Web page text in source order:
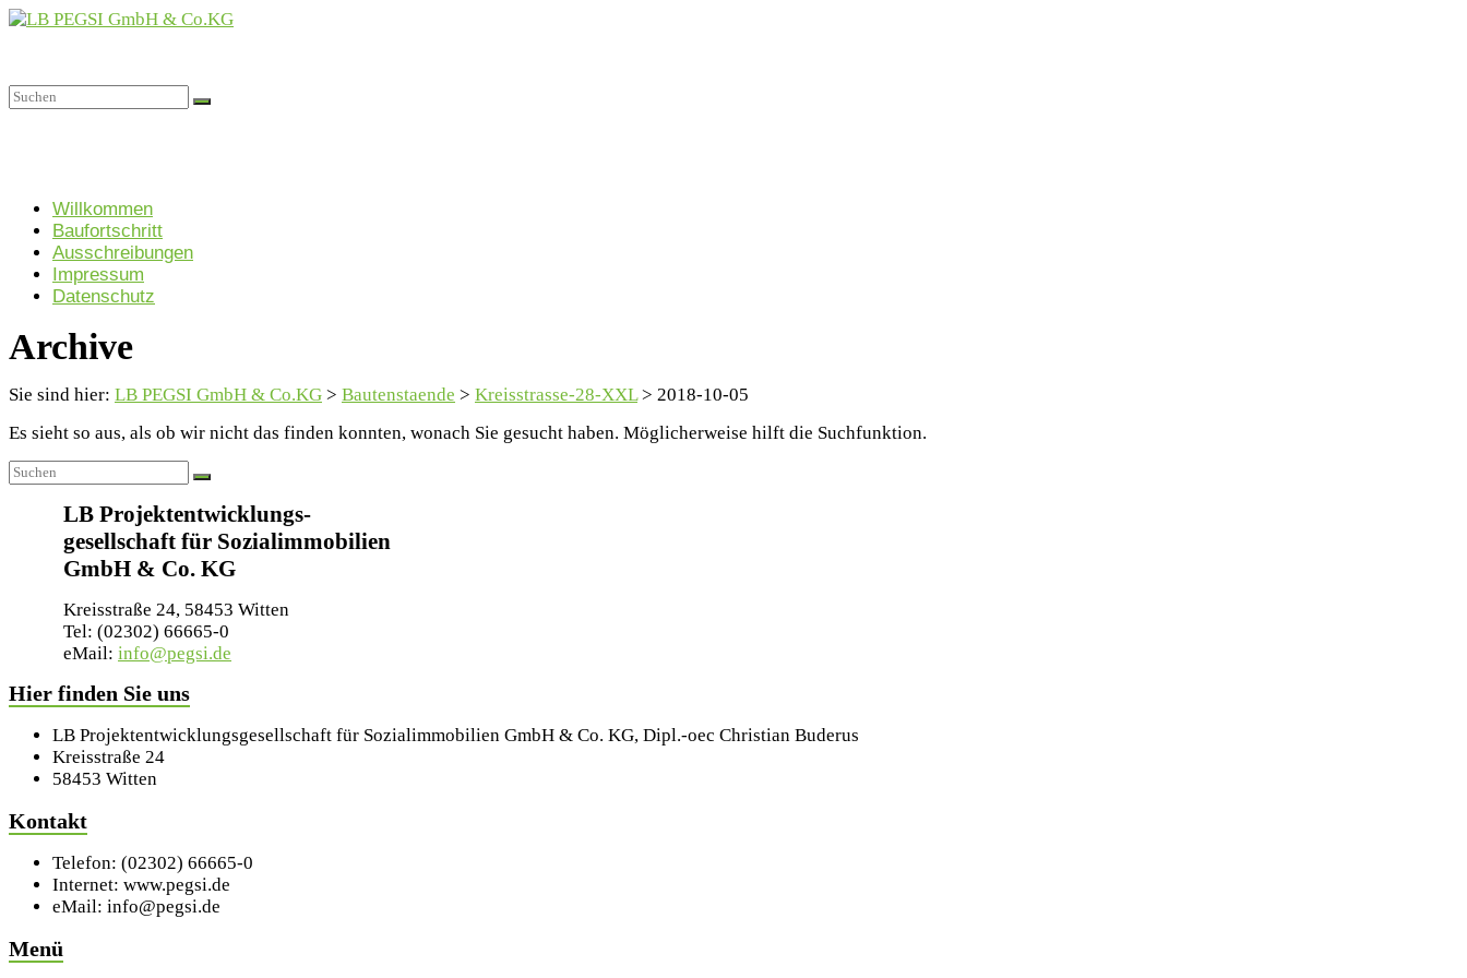
Zum
LB
Co.KG
Projektgesellschaft
Sozialimmobilien
&
Co.
KG
Menü Willkommen
Baufortschritt
Ausschreibungen
Impressum
Datenschutz
Archive
Sie sind hier: LB PEGSI GmbH & Co.KG > Bautenstaende > Kreisstrasse-28-XXL> 2018-10-05
Es sieht so aus, als ob wir nicht das finden konnten, wonach Sie gesucht haben. Möglicherweise hilft die Suchfunktion.
LB Projektentwicklungs-
gesellschaft für Sozialimmobilien
GmbH & Co. KG
Kreisstraße 24, 58453 Witten
Tel: (02302) 66665-0
eMail: info@pegsi.de
Hier finden Sie uns
LB Projektentwicklungsgesellschaft für Sozialimmobilien GmbH & Co. KG, Dipl.-oec Christian Buderus
Kreisstraße 24
58453 Witten
Kontakt
Telefon: (02302) 66665-0
Internet: www.pegsi.de
eMail: info@pegsi.de
Menü